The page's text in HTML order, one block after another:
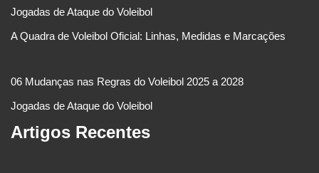
Jogadas de Ataque do Voleibol
A Quadra de Voleibol Oficial: Linhas, Medidas e Marcações
06 Mudanças nas Regras do Voleibol 2025 a 2028
Jogadas de Ataque do Voleibol
Artigos Recentes